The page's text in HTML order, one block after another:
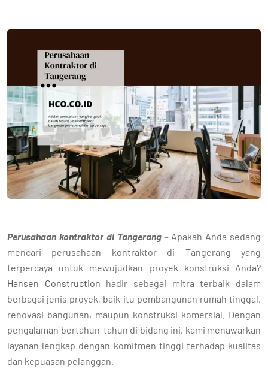
Perusahaan kontraktor di Tangerang – Apakah Anda sedang
mencari perusahaan kontraktor di Tangerang yang
terpercaya untuk mewujudkan proyek konstruksi Anda?
Hansen Construction hadir sebagai mitra terbaik dalam
berbagai jenis proyek, baik itu pembangunan rumah tinggal,
renovasi bangunan, maupun konstruksi komersial. Dengan
pengalaman bertahun-tahun di bidang ini, kami menawarkan
layanan lengkap dengan komitmen tinggi terhadap kualitas
dan kepuasan pelanggan.